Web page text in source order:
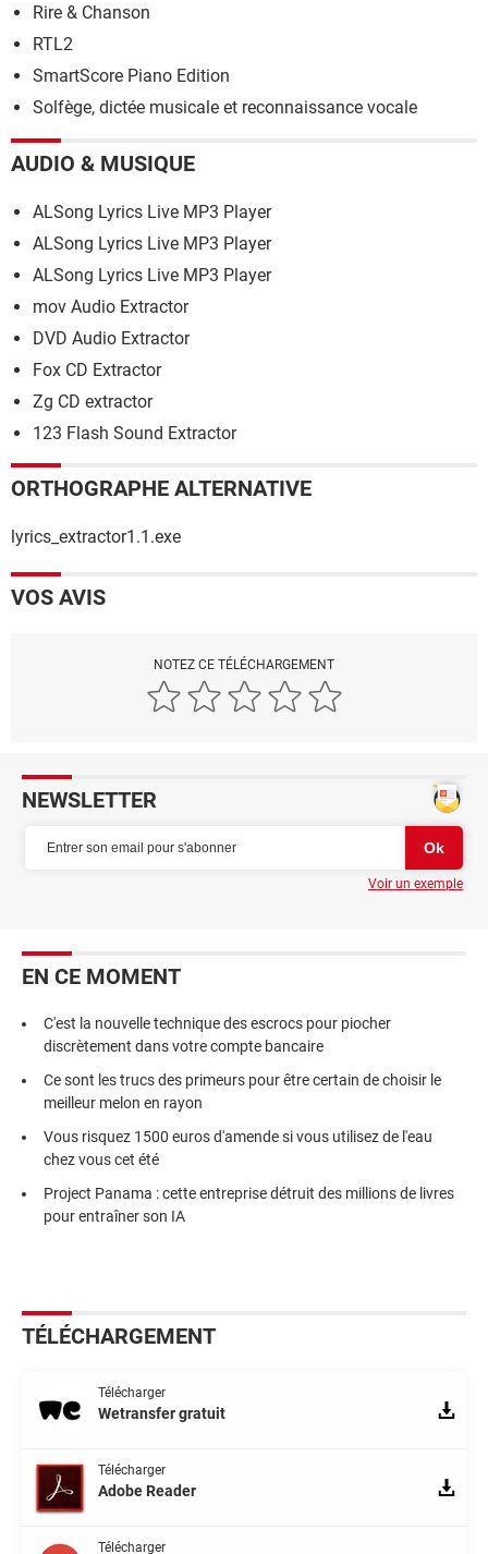
Rire & Chanson
RTL2
SmartScore Piano Edition
Solfège, dictée musicale et reconnaissance vocale
AUDIO & MUSIQUE
ALSong Lyrics Live MP3 Player
ALSong Lyrics Live MP3 Player
ALSong Lyrics Live MP3 Player
mov Audio Extractor
DVD Audio Extractor
Fox CD Extractor
Zg CD extractor
123 Flash Sound Extractor
ORTHOGRAPHE ALTERNATIVE
lyrics_extractor1.1.exe
VOS AVIS
NOTEZ CE TÉLÉCHARGEMENT
NEWSLETTER
Voir un exemple
EN CE MOMENT
C'est la nouvelle technique des escrocs pour piocher
discrètement dans votre compte bancaire
Ce sont les trucs des primeurs pour être certain de choisir le
meilleur melon en rayon
Vous risquez 1500 euros d'amende si vous utilisez de l'eau
chez vous cet été
Project Panama : cette entreprise détruit des millions de livres
pour entraîner son IA
TÉLÉCHARGEMENT
Télécharger
Wetransfer gratuit
Télécharger
Adobe Reader
Télécharger